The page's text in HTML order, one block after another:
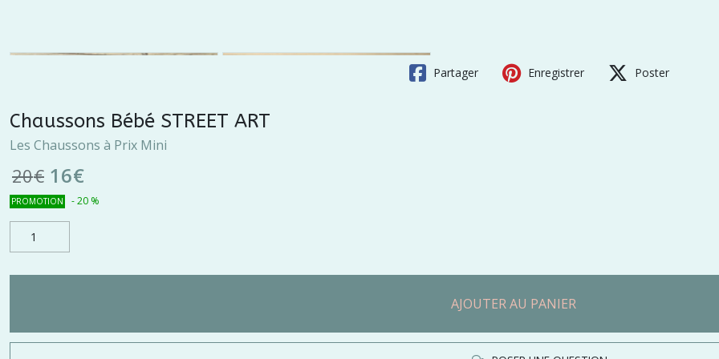
Partager Enregistrer Poster
Chaussons Bébé STREET ART
Les Chaussons à Prix Mini
20€ 16€
PROMOTION -20 %
AJOUTER AU PANIER